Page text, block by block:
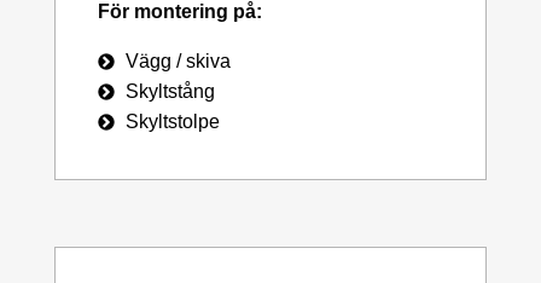
För montering på:
Vägg / skiva
Skyltstång
Skyltstolpe